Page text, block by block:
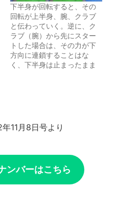
下半身が回転すると、その
回転が上半身、腕、クラブ
と伝わっていく。逆に、ク
ラブ（腕）から先にスター
トした場合は、その力が下
方向に連鎖することはな
く、下半身は止まったまま
11月8日号より
ンバーはこちら